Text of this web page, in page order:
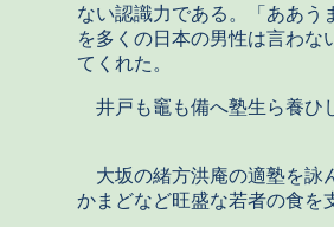
ない認識力である。「ああう
を多くの日本の男性は言わな
てくれた。
井戸も竈も備へ塾生ら養ひ
阿部
大坂の緒方洪庵の適塾を詠
かまどなど旺盛な若者の食を